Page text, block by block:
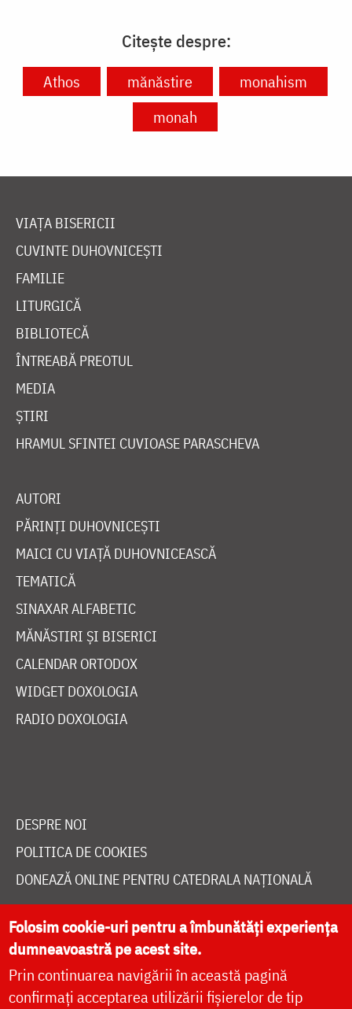
Citește despre:
Athos mănăstire
monahism
monah
VIAȚA BISERICII
CUVINTE DUHOVNICEȘTI
FAMILIE
LITURGICĂ
BIBLIOTECĂ
ÎNTREABĂ PREOTUL
MEDIA
ȘTIRI
HRAMUL SFINTEI CUVIOASE PARASCHEVA
AUTORI
PĂRINȚI DUHOVNICEȘTI
MAICI CU VIAȚĂ DUHOVNICEASCĂ
TEMATICĂ
SINAXAR ALFABETIC
MĂNĂSTIRI ȘI BISERICI
CALENDAR ORTODOX
WIDGET DOXOLOGIA
RADIO DOXOLOGIA
DESPRE NOI
POLITICA DE COOKIES
DONEAZĂ ONLINE PENTRU CATEDRALA NAȚIONALĂ
Folosim cookie-uri pentru a îmbunătăți experiența
dumneavoastră pe acest site.
Prin continuarea navigării în această pagină
confirmați acceptarea utilizării fișierelor de tip